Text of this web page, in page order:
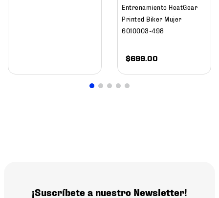
Entrenamiento HeatGear
Printed Biker Mujer
6010003-498
$699.00
¡Suscríbete a nuestro Newsletter!